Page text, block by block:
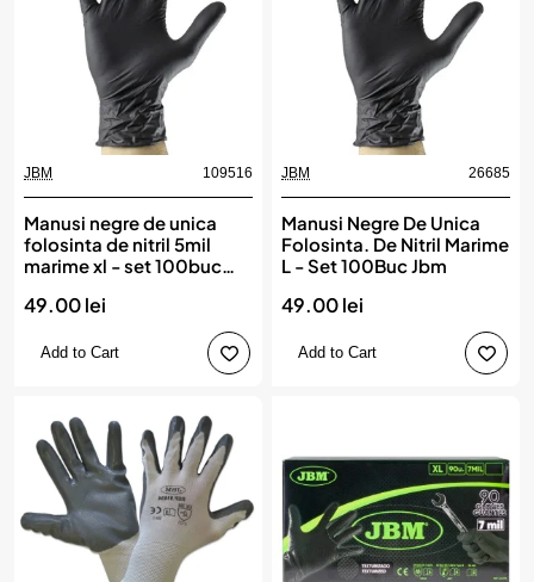
New
JBM 109516
Manusi negre de unica
folosinta de nitril 5mil
marime xl - set 100buc
49.00 lei
Add to Cart
JBM 26685
Manusi Negre De Unica
Folosinta. De Nitril Marime
L - Set 100Buc Jbm
49.00 lei
Add to Cart